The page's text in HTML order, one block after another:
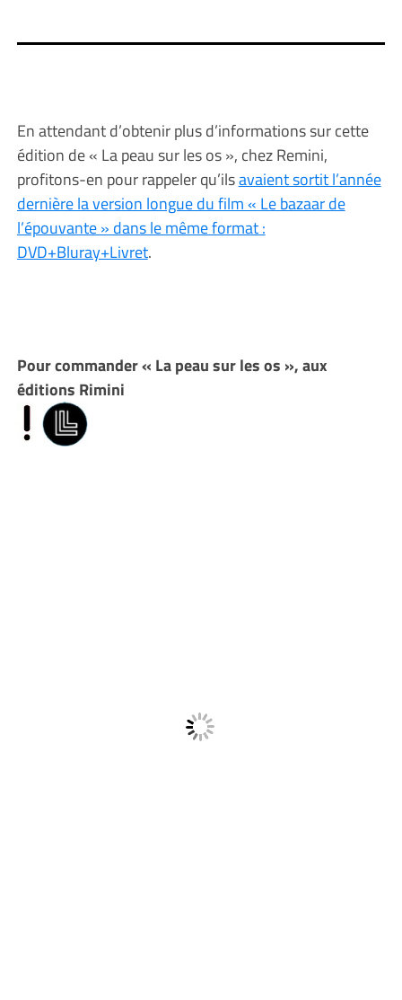
En attendant d’obtenir plus d’informations sur cette
édition de « La peau sur les os », chez Remini,
profitons-en pour rappeler qu’ilsavaient sortit l’année
dernière la version longue du film « Le bazaar de
l’épouvante » dans le même format :
DVD+Bluray+Livret.
Pour commander « La peau sur les os », aux
éditions Rimini